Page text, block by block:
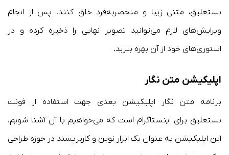
نستعلیق، متنی زیبا و منحصربه‌فرد خلق کنند. پس از انجام
ویرایش‌های لازم می‌توانید تصویر نهایی را ذخیره کرده و در
استوری‌های خود از آن بهره ببرید.
اپلیکیشن متن نگار
برنامه متن نگار اپلیکیشن بعدی جهت استفاده از فونت
نستعلیق برای اینستاگرام است که می‌خواهیم با آن آشنا شویم.
این اپلیکیشن به عنوان یک ابزار نوین و کاربرپسند در حوزه طراحی